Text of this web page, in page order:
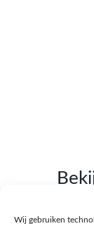
Wij gebruiken